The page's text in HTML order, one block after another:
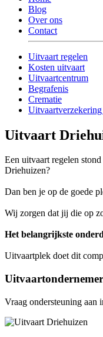
Blog
Over ons
Contact
Uitvaart regelen
Kosten uitvaart
Uitvaartcentrum
Begrafenis
Crematie
Uitvaart
Een uitvaart regelen
Driehuizen?
Dan ben je op de goede
Wij zorgen dat jij die op
Het belangrijkste
Uitvaartplek doet dit
Vraag ondersteuning aan